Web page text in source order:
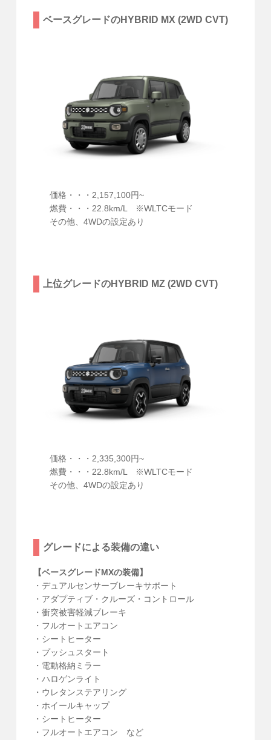
ベースグレードのHYBRID MX (2WD CVT)
価格・・・2,157,100円~
燃費・・・22.8km/L ※WLTCモード
その他、4WDの設定あり
上位グレードのHYBRID MZ (2WD CVT)
価格・・・2,335,300円~
燃費・・・22.8km/L ※WLTCモード
その他、4WDの設定あり
グレードによる装備の違い
【ベースグレードMXの装備】
・デュアルセンサーブレーキサポート
・アダプティブ・クルーズ・コントロール
・衝突被害軽減ブレーキ
・フルオートエアコン
・シートヒーター
・プッシュスタート
・電動格納ミラー
・ハロゲンライト
・ウレタンステアリング
・ホイールキャップ
・シートヒーター
・フルオートエアコン など